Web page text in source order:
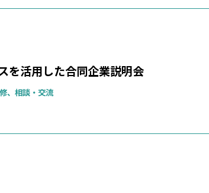
を活用した合同企業説明会
、相談・交流